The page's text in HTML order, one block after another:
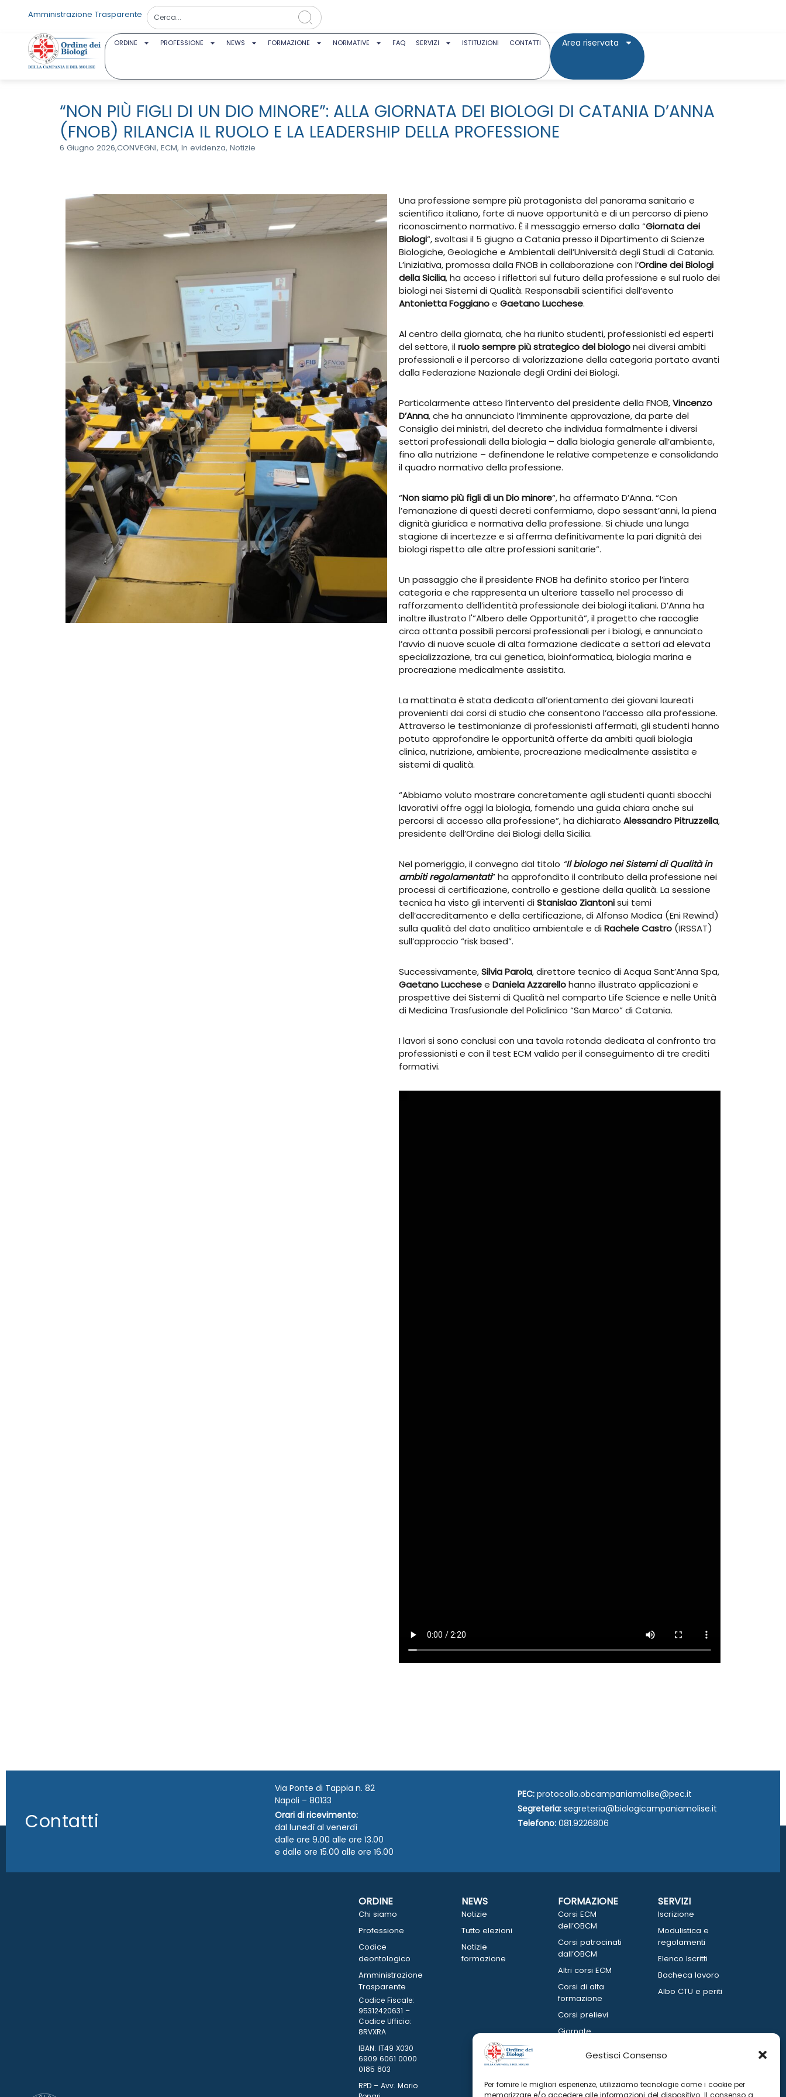
Gestisci Consenso
Per fornire le migliori esperienze, utilizziamo tecnologie come i cookie per
memorizzare e/o accedere alle informazioni del dispositivo. Il consenso a
Amministrazione Trasparente
ORDINE PROFESSIONE NEWS FORMAZIONE NORMATIVE FAQ SERVIZI ISTITUZIONI CONTATTI Area riservata
“NON PIÙ FIGLI DI UN DIO MINORE”: ALLA GIORNATA DEI BIOLOGI DI CATANIA D’ANNA
(FNOB) RILANCIA IL RUOLO E LA LEADERSHIP DELLA PROFESSIONE
6 Giugno 2026,CONVEGNI, ECM, In evidenza, Notizie
Una professione sempre più protagonista del panorama sanitario e
scientifico italiano, forte di nuove opportunità e di un percorso di pieno
riconoscimento normativo. È il messaggio emerso dalla “Giornata dei
Biologi“, svoltasi il 5 giugno a Catania presso il Dipartimento di Scienze
Biologiche, Geologiche e Ambientali dell’Università degli Studi di Catania.
L’iniziativa, promossa dalla FNOB in collaborazione con l’Ordine dei Biologi
della Sicilia, ha acceso i riflettori sul futuro della professione e sul ruolo dei
biologi nei Sistemi di Qualità. Responsabili scientifici dell’evento
Antonietta Foggianoe Gaetano Lucchese.
Al centro della giornata, che ha riunito studenti, professionisti ed esperti
del settore, ilruolo sempre più strategico del biologonei diversi ambiti
professionali e il percorso di valorizzazione della categoria portato avanti
dalla Federazione Nazionale degli Ordini dei Biologi.
Particolarmente atteso l’intervento del presidente della FNOB,Vincenzo
D’Anna, che ha annunciato l’imminente approvazione, da parte del
Consiglio dei ministri, del decreto che individua formalmente i diversi
settori professionali della biologia – dalla biologia generale all’ambiente,
fino alla nutrizione – definendone le relative competenze e consolidando
il quadro normativo della professione.
“Non siamo più figli di un Dio minore“, ha affermato D’Anna. “Con
l’emanazione di questi decreti confermiamo, dopo sessant’anni, la piena
dignità giuridica e normativa della professione. Si chiude una lunga
stagione di incertezze e si afferma definitivamente la pari dignità dei
biologi rispetto alle altre professioni sanitarie”.
Un passaggio che il presidente FNOB ha definito storico per l’intera
categoria e che rappresenta un ulteriore tassello nel processo di
rafforzamento dell’identità professionale dei biologi italiani. D’Anna ha
inoltre illustrato l'”Albero delle Opportunità”, il progetto che raccoglie
circa ottanta possibili percorsi professionali per i biologi, e annunciato
l’avvio di nuove scuole di alta formazione dedicate a settori ad elevata
specializzazione, tra cui genetica, bioinformatica, biologia marina e
procreazione medicalmente assistita.
La mattinata è stata dedicata all’orientamento dei giovani laureati
provenienti dai corsi di studio che consentono l’accesso alla professione.
Attraverso le testimonianze di professionisti affermati, gli studenti hanno
potuto approfondire le opportunità offerte da ambiti quali biologia
clinica, nutrizione, ambiente, procreazione medicalmente assistita e
sistemi di qualità.
“Abbiamo voluto mostrare concretamente agli studenti quanti sbocchi
lavorativi offre oggi la biologia, fornendo una guida chiara anche sui
percorsi di accesso alla professione”, ha dichiarato Alessandro Pitruzzella,
presidente dell’Ordine dei Biologi della Sicilia.
Nel pomeriggio, il convegno dal titolo “Il biologo nei Sistemi di Qualità in
ambiti regolamentati” ha approfondito il contributo della professione nei
processi di certificazione, controllo e gestione della qualità. La sessione
tecnica ha visto gli interventi diStanislao Ziantonisui temi
dell’accreditamento e della certificazione, di Alfonso Modica (Eni Rewind)
sulla qualità del dato analitico ambientale e diRachele Castro (IRSSAT)
sull’approccio “risk based”.
Successivamente,Silvia Parola, direttore tecnico di Acqua Sant’Anna Spa,
Gaetano Lucchesee Daniela Azzarellohanno illustrato applicazioni e
prospettive dei Sistemi di Qualità nel comparto Life Science e nelle Unità
di Medicina Trasfusionale del Policlinico “San Marco” di Catania.
I lavori si sono conclusi con una tavola rotonda dedicata al confronto tra
professionisti e con il test ECM valido per il conseguimento di tre crediti
formativi.
Contatti
Via Ponte di Tappia n. 82
Napoli – 80133
Orari di ricevimento:
dal lunedì al venerdì
dalle ore 9.00 alle ore 13.00
e dalle ore 15.00 alle ore 16.00
PEC: protocollo.obcampaniamolise@pec.it
Segreteria: segreteria@biologicampaniamolise.it
Telefono: 081.9226806
ORDINE
Chi siamo
Professione
Codice
deontologico
Amministrazione
Trasparente
Codice Fiscale:
95312420631 –
Codice Ufficio:
8RVXRA
IBAN: IT49 X030
6909 6061 0000
0185 803
RPD – Avv. Mario
NEWS
Notizie
Tutto elezioni
Notizie
formazione
FORMAZIONE
Corsi ECM
dell’OBCM
Corsi patrocinati
dall’OBCM
Altri corsi ECM
Corsi di alta
formazione
Corsi prelievi
Giornate
SERVIZI
Iscrizione
Modulistica e
regolamenti
Elenco Iscritti
Bacheca lavoro
Albo CTU e periti